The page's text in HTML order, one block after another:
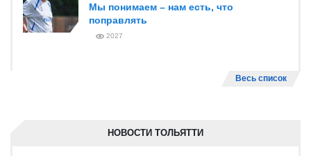
Мы понимаем – нам есть, что
поправлять
2027
Весь список
НОВОСТИ ТОЛЬЯТТИ